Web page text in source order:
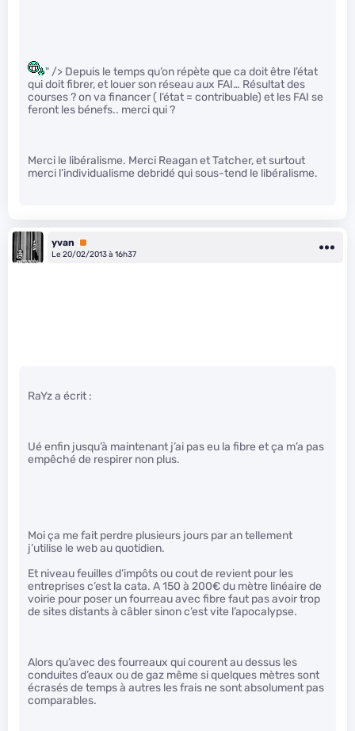
" /> Depuis le temps qu’on répète que ca doit être l’état
qui doit fibrer, et louer son réseau aux FAI… Résultat des
courses ? on va financer ( l’état = contribuable) et les FAI se
feront les bénefs.. merci qui ?
Merci le libéralisme. Merci Reagan et Tatcher, et surtout
merci l’individualisme debridé qui sous-tend le libéralisme.
yvan
Premium
Le 20/02/2013 à 16h37
RaYz a écrit :
Ué enfin jusqu’à maintenant j’ai pas eu la fibre et ça m’a pas
empêché de respirer non plus.
Moi ça me fait perdre plusieurs jours par an tellement
j’utilise le web au quotidien.
Et niveau feuilles d’impôts ou cout de revient pour les
entreprises c’est la cata. A 150 à 200€ du mètre linéaire de
voirie pour poser un fourreau avec fibre faut pas avoir trop
de sites distants à câbler sinon c’est vite l’apocalypse.
Alors qu’avec des fourreaux qui courent au dessus les
conduites d’eaux ou de gaz même si quelques mètres sont
écrasés de temps à autres les frais ne sont absolument pas
comparables.